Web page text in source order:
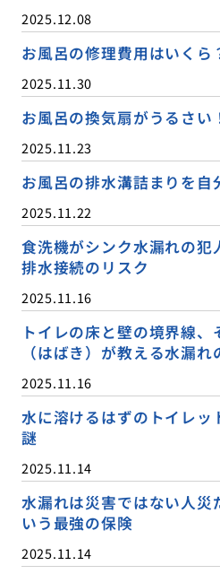
2025.12.08
お風呂の修理費用はいくら
2025.11.30
お風呂の換気扇がうるさ
2025.11.23
お風呂の排水溝詰まりを自
2025.11.22
食洗機がシンク水漏れの
排水接続のリスク
2025.11.16
トイレの床と壁の境界線
（はばき）が教える水漏れ
2025.11.16
水に溶けるはずのトイレッ
謎
2025.11.14
水漏れは災害ではない人災
いう最強の保険
2025.11.14